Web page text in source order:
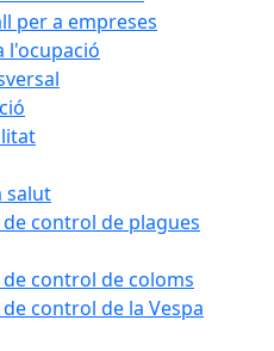
per a empreses
l'ocupació
salut
control de plagues
control de coloms
control de la Vespa